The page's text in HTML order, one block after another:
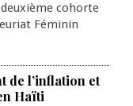
cohorte
Féminin
de l’inflation et
Haïti